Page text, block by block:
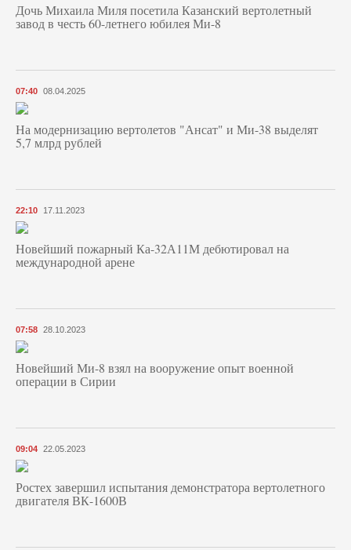
Дочь Михаила Миля посетила Казанский вертолетный
завод в честь 60-летнего юбилея Ми-8
07:40 08.04.2025
На модернизацию вертолетов "Ансат" и Ми-38 выделят
5,7 млрд рублей
22:10 17.11.2023
Новейший пожарный Ка-32А11М дебютировал на
международной арене
07:58 28.10.2023
Новейший Ми-8 взял на вооружение опыт военной
операции в Сирии
09:04 22.05.2023
Ростех завершил испытания демонстратора вертолетного
двигателя ВК-1600В